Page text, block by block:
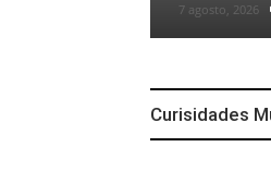
7 agosto, 2026
Curisidades